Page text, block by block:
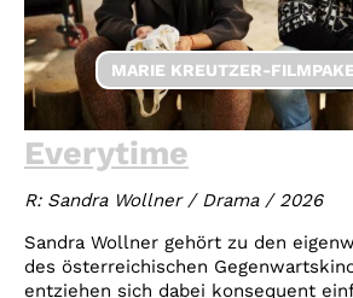
MARIE KREUTZER-
Everytime
R: Sandra Wollner / Drama / 2026
Sandra Wollner gehört zu den
des österreichischen
entziehen sich dabei konsequent